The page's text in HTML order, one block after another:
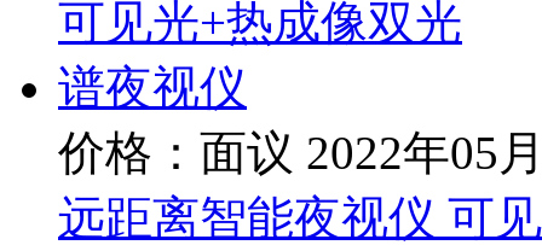
价格：面议 2022年05
远距离智能夜视仪 可